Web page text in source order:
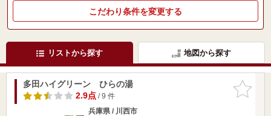
こだわり条件を変更する
リストから探す 地図から探す
お気に入
りに追加
多田ハイグリーン ひらの湯
2.9点/ 9 件
兵庫県 / 川西市